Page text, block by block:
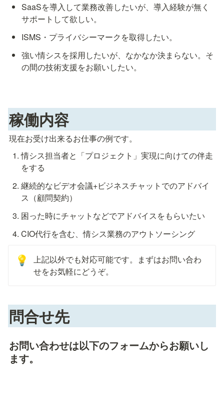
SaaSを導入して業務改善したいが、導入経験が無く
サポートして欲しい。
ISMS・プライバシーマークを取得したい。
強い情シスを採用したいが、なかなか決まらない。そ
の間の技術支援をお願いしたい。
稼働内容
現在お受け出来るお仕事の例です。
情シス担当者と「プロジェクト」実現に向けての伴走
をする
継続的なビデオ会議+ビジネスチャットでのアドバイ
ス（顧問契約）
困った時にチャットなどでアドバイスをもらいたい
CIO代行を含む、情シス業務のアウトソーシング
💡
上記以外でも対応可能です。まずはお問い合わ
せをお気軽にどうぞ。
問合せ先
お問い合わせは以下のフォームからお願いし
ます。